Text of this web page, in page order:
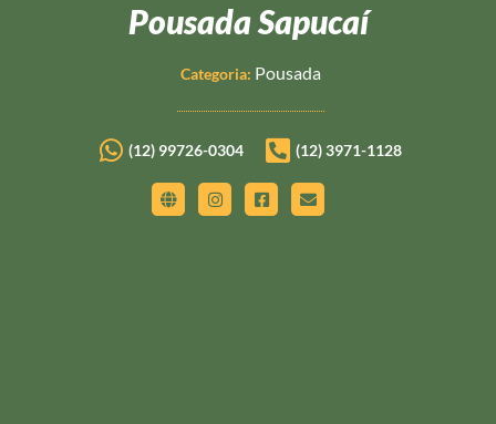
Pousada Sapucaí
Categoria: Pousada
(12) 99726-0304 (12) 3971-1128